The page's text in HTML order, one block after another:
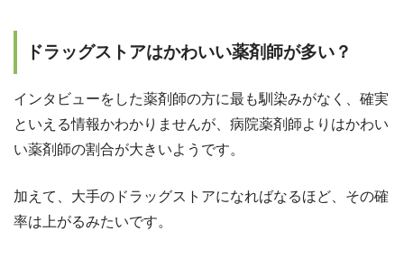
ドラッグストアはかわいい薬剤師が多い？
インタビューをした薬剤師の方に最も馴染みがなく、確実
といえる情報かわかりませんが、病院薬剤師よりはかわい
い薬剤師の割合が大きいようです。
加えて、大手のドラッグストアになればなるほど、その確
率は上がるみたいです。